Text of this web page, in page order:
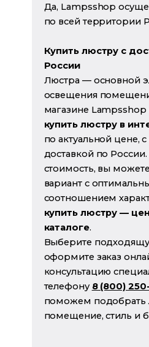
Да, Lampsshop
по всей территории
Купить люстру с
России
Люстра — основной
освещения
магазине
купить люстру в
по актуальной цене,
доставкой по
стоимость, вы
вариант с
соотношением
купить люстру —
каталоге.
Выберите
оформите заказ
консультацию
телефону 8 (800)
поможем подобрать
помещение, стиль и